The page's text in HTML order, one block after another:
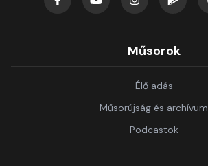
Műsorok
Élő adás
Műsorújság és archívum
Podcastok